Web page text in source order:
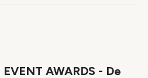
AWARDS - De